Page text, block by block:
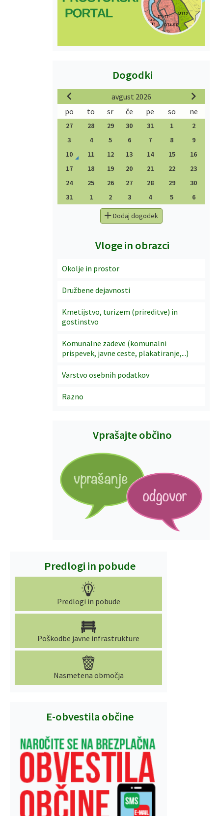
Dogodki
avgust 2026
po
to sr če pe so ne
27 28 29 30 31 1
2
3
4 5 6 7 8
9
10
11 12 13 14 15
16
17
18 19 20 21 22
23
24
25 26 27 28 29
30
31
1 2 3 4 5 6
Dodaj dogodek
Vloge in obrazci
Okolje in prostor
Družbene dejavnosti
Kmetijstvo, turizem (prireditve) in
gostinstvo
Komunalne zadeve (komunalni
prispevek, javne ceste, plakatiranje,...)
Varstvo osebnih podatkov
Razno
Vprašajte občino
Predlogi in pobude
Predlogi in pobude
Poškodbe javne infrastrukture
Nasmetena območja
E-obvestila občine